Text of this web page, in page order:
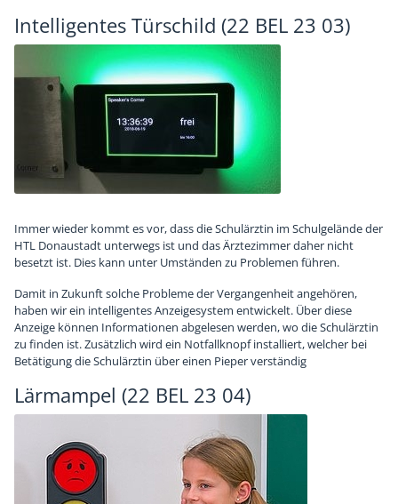
Intelligentes Türschild (22 BEL 23 03)
Immer wieder kommt es vor, dass die Schulärztin im Schulgelände der
HTL Donaustadt unterwegs ist und das Ärztezimmer daher nicht
besetzt ist. Dies kann unter Umständen zu Problemen führen.
Damit in Zukunft solche Probleme der Vergangenheit angehören,
haben wir ein intelligentes Anzeigesystem entwickelt. Über diese
Anzeige können Informationen abgelesen werden, wo die Schulärztin
zu finden ist. Zusätzlich wird ein Notfallknopf installiert, welcher bei
Betätigung die Schulärztin über einen Pieper verständig
Lärmampel (22 BEL 23 04)